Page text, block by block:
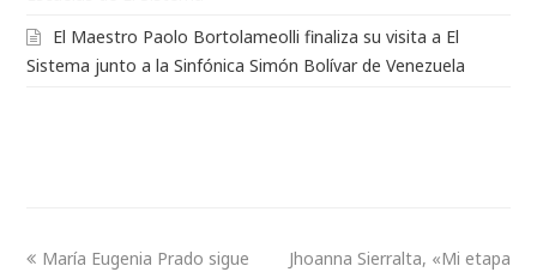
El Maestro Paolo Bortolameolli finaliza su visita a El
Sistema junto a la Sinfónica Simón Bolívar de Venezuela
María Eugenia Prado sigue Jhoanna Sierralta, «Mi etapa